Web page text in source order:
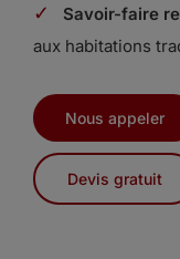
✓ Savoir-faire
aux habitations
Nous appeler
Devis gratuit